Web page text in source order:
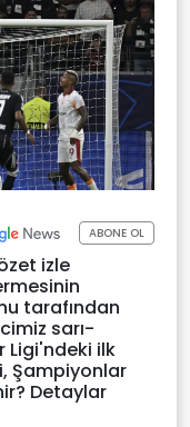
ABONE OL
izle
tarafından
sarı-
Ligi'ndeki ilk
Şampiyonlar
Detaylar